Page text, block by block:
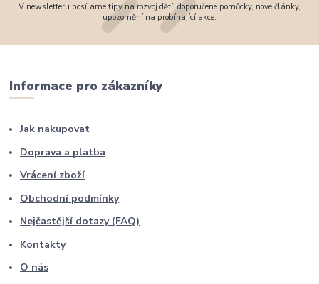
V newsletteru posíláme tipy na rozvoj dětí, doporučené pomůcky, nové články,
upozornění na probíhající akce.
Informace pro zákazníky
Jak nakupovat
Doprava a platba
Vrácení zboží
Obchodní podmínky
Nejčastější dotazy (FAQ)
Kontakty
O nás